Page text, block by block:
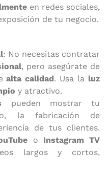
en redes sociales,
de tu negocio.
: No necesitas contratar
, pero asegúrate de
alta calidad. Usa la luz
y atractivo.
pueden mostrar tu
la fabricación de
de tus clientes.
o Instagram TV
largos y cortos,